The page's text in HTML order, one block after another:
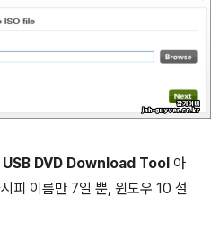
DVD Download Tool 아
피 이름만 7일 뿐, 윈도우 10 설